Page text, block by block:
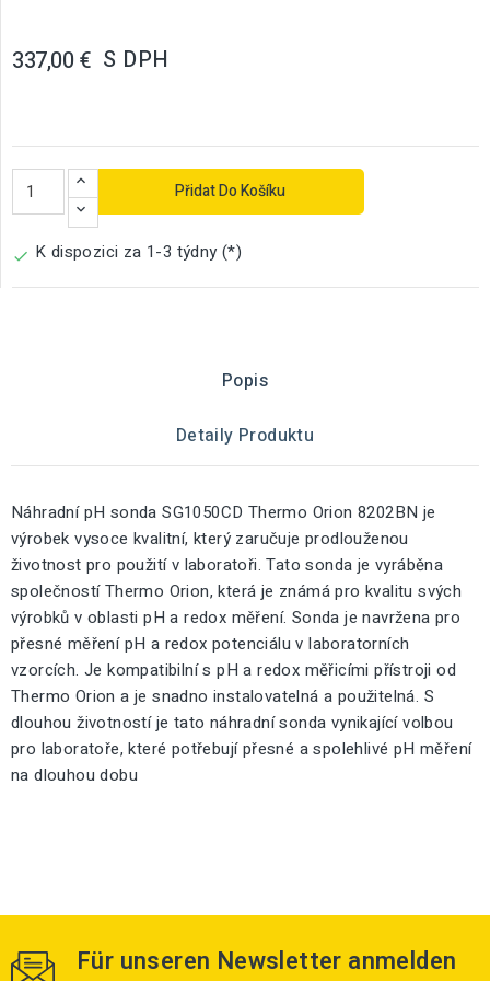
337,00 € S DPH
Přidat Do Košíku
 K dispozici za 1-3 týdny (*)
Popis
Detaily Produktu
Náhradní pH sonda SG1050CD Thermo Orion 8202BN je
výrobek vysoce kvalitní, který zaručuje prodlouženou
životnost pro použití v laboratoři. Tato sonda je vyráběna
společností Thermo Orion, která je známá pro kvalitu svých
výrobků v oblasti pH a redox měření. Sonda je navržena pro
přesné měření pH a redox potenciálu v laboratorních
vzorcích. Je kompatibilní s pH a redox měřicími přístroji od
Thermo Orion a je snadno instalovatelná a použitelná. S
dlouhou životností je tato náhradní sonda vynikající volbou
pro laboratoře, které potřebují přesné a spolehlivé pH měření
na dlouhou dobu
Für unseren Newsletter anmelden